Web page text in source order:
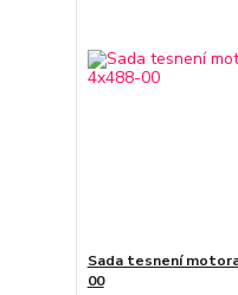
Sada tesnení
00